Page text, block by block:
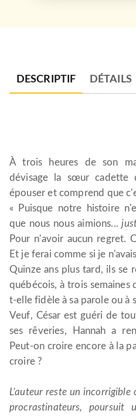
DESCRIPTIF DÉTAILS
À trois heures de son
dévisage la sœur cadette
épouser et comprend que
« Puisque notre histoire
que nous nous aimions...
Pour n'avoir aucun regret.
Et je ferai comme si je
Quinze ans plus tard, ils se
québécois, à trois semaines
t-elle fidèle à sa parole ou à
Veuf, César est guéri de
ses rêveries, Hannah a
Peut-on croire encore à la
croire ?
L’auteur reste un
procrastinateurs, poursuit